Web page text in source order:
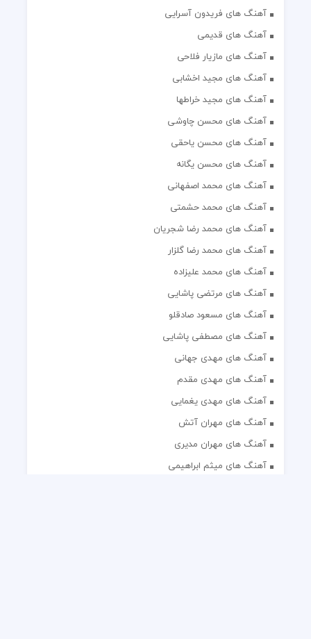
آهنگ های فریدون آسرایی
آهنگ های قدیمی
آهنگ های مازیار فلاحی
آهنگ های مجید اخشابی
آهنگ های مجید خراطها
آهنگ های محسن چاوشی
آهنگ های محسن یاحقی
آهنگ های محسن یگانه
آهنگ های محمد اصفهانی
آهنگ های محمد حشمتی
آهنگ های محمد رضا شجریان
آهنگ های محمد رضا گلزار
آهنگ های محمد علیزاده
آهنگ های مرتضی پاشایی
آهنگ های مسعود صادقلو
آهنگ های مصطفی پاشایی
آهنگ های مهدی جهانی
آهنگ های مهدی مقدم
آهنگ های مهدی یغمایی
آهنگ های مهران آتش
آهنگ های مهران مدیری
آهنگ های میثم ابراهیمی